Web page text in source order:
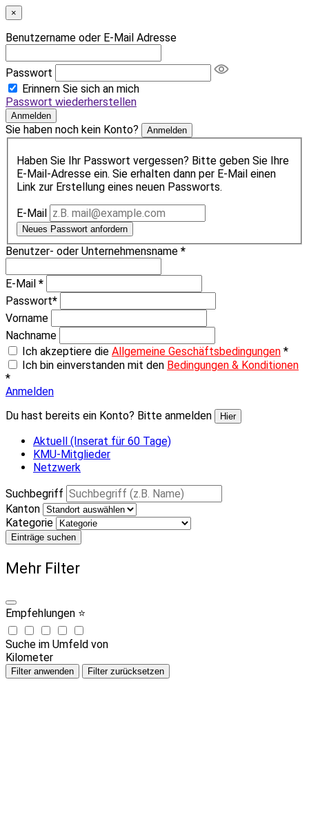
×
Benutzername oder E-Mail Adresse
Passwort
Erinnern Sie sich an mich
Passwort wiederherstellen
Anmelden
Sie haben noch kein Konto? Anmelden
Haben Sie Ihr Passwort vergessen? Bitte geben Sie Ihre
E-Mail-Adresse ein. Sie erhalten dann per E-Mail einen
Link zur Erstellung eines neuen Passworts.
E-Mail
Neues Passwort anfordern
Benutzer- oder Unternehmensname *
E-Mail *
Passwort*
Vorname
Nachname
Ich akzeptiere die Allgemeine Geschäftsbedingungen *
Ich bin einverstanden mit den Bedingungen & Konditionen
*
Anmelden
Du hast bereits ein Konto? Bitte anmelden
Hier
Aktuell (Inserat für 60 Tage)
KMU-Mitglieder
Netzwerk
Suchbegriff
Kanton
Kategorie
Einträge suchen
Mehr Filter
Empfehlungen ⭐
Suche im Umfeld von
Kilometer
Filter anwenden Filter zurücksetzen